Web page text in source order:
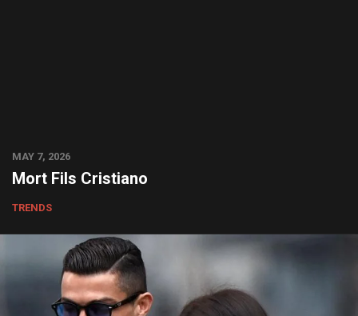
MAY 7, 2026
Mort Fils Cristiano
TRENDS